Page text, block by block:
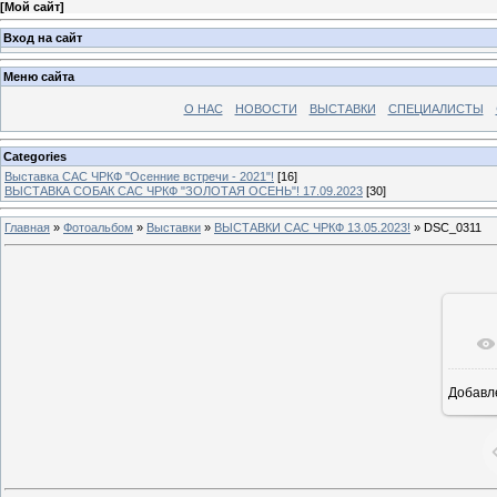
[Мой сайт]
Вход на сайт
Меню сайта
О НАС НОВОСТИ ВЫСТАВКИ СПЕЦИАЛИСТЫ
Categories
Выставка САС ЧРКФ "Осенние встречи - 2021"! [16]
ВЫСТАВКА СОБАК САС ЧРКФ "ЗОЛОТАЯ ОСЕНЬ"! 17.09.2023 [30]
Главная » Фотоальбом » Выставки » ВЫСТАВКИ САС ЧРКФ 13.05.2023! » DSC_0311